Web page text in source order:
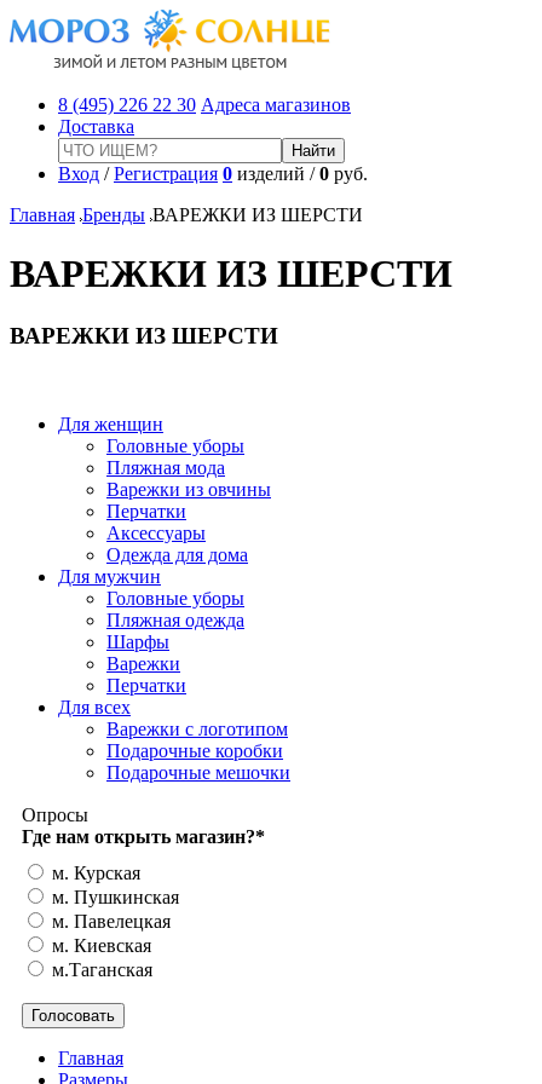
8 (495) 226 22 30 Адреса магазинов
Доставка
Вход /Регистрация 0 изделий /0 руб.
Главная Бренды ВАРЕЖКИ ИЗ ШЕРСТИ
ВАРЕЖКИ ИЗ ШЕРСТИ
ВАРЕЖКИ ИЗ ШЕРСТИ
Для женщин
Головные уборы
Пляжная мода
Варежки из овчины
Перчатки
Аксессуары
Одежда для дома
Для мужчин
Головные уборы
Пляжная одежда
Шарфы
Варежки
Перчатки
Для всех
Варежки с логотипом
Подарочные коробки
Подарочные мешочки
Опросы
Где нам открыть магазин?*
м. Курская
м. Пушкинская
м. Павелецкая
м. Киевская
м.Таганская
Главная
Размеры